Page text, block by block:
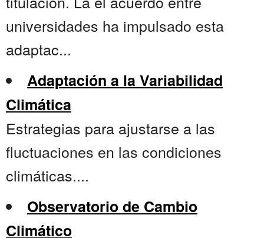
universidades ha impulsado esta
adaptac...
Adaptación a la Variabilidad
Climática
Estrategias para ajustarse a las
fluctuaciones en las condiciones
climáticas....
Observatorio de Cambio
Climático